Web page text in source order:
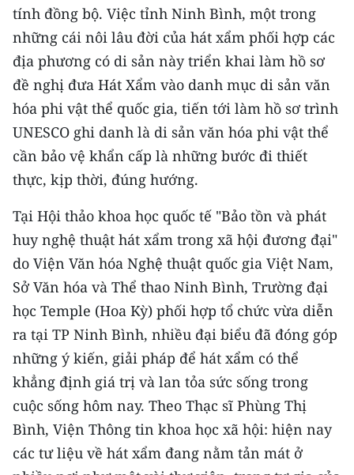
ENGLISH
中文
FRANÇAIS
РУССКИЙ
ESPAÑOL
tính đồng bộ. Việc tỉnh Ninh Bình, một trong
những cái nôi lâu đời của hát xẩm phối hợp các
địa phương có di sản này triển khai làm hồ sơ
đề nghị đưa Hát Xẩm vào danh mục di sản văn
hóa phi vật thể quốc gia, tiến tới làm hồ sơ trình
UNESCO ghi danh là di sản văn hóa phi vật thể
cần bảo vệ khẩn cấp là những bước đi thiết
thực, kịp thời, đúng hướng.
Tại Hội thảo khoa học quốc tế "Bảo tồn và phát
huy nghệ thuật hát xẩm trong xã hội đương đại"
do Viện Văn hóa Nghệ thuật quốc gia Việt Nam,
Sở Văn hóa và Thể thao Ninh Bình, Trường đại
học Temple (Hoa Kỳ) phối hợp tổ chức vừa diễn
ra tại TP Ninh Bình, nhiều đại biểu đã đóng góp
những ý kiến, giải pháp để hát xẩm có thể
khẳng định giá trị và lan tỏa sức sống trong
cuộc sống hôm nay. Theo Thạc sĩ Phùng Thị
Bình, Viện Thông tin khoa học xã hội: hiện nay
các tư liệu về hát xẩm đang nằm tản mát ở